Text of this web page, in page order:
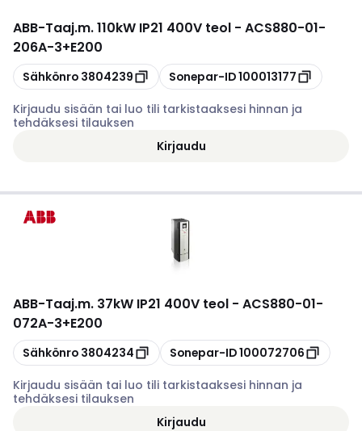
ABB-Taaj.m. 110kW IP21 400V teol - ACS880-01-
206A-3+E200
Kopioi
Sähkönro 3804239 Kopioi
Sonepar-ID100013177
Kirjaudu sisään tai luo tili tarkistaaksesi hinnan ja
tehdäksesi tilauksen
Kirjaudu
ABB-Taaj.m. 37kW IP21 400V teol - ACS880-01-
072A-3+E200
Kopioi
Sähkönro 3804234 Kopioi
Sonepar-ID100072706
Kirjaudu sisään tai luo tili tarkistaaksesi hinnan ja
tehdäksesi tilauksen
Kirjaudu